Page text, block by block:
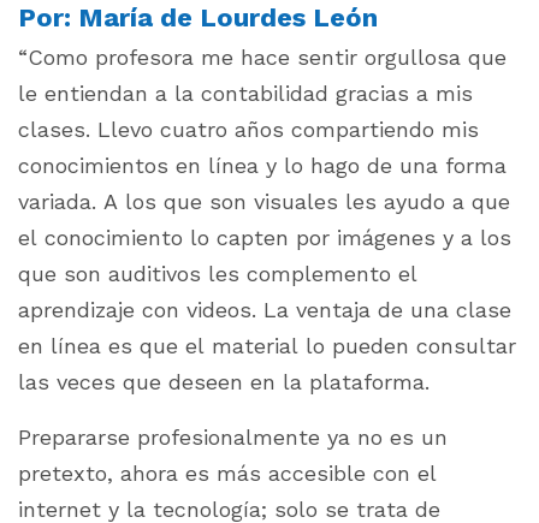
Por: María de Lourdes León
“Como profesora me hace sentir orgullosa que
le entiendan a la contabilidad gracias a mis
clases. Llevo cuatro años compartiendo mis
conocimientos en línea y lo hago de una forma
variada. A los que son visuales les ayudo a que
el conocimiento lo capten por imágenes y a los
que son auditivos les complemento el
aprendizaje con videos. La ventaja de una clase
en línea es que el material lo pueden consultar
las veces que deseen en la plataforma.
Prepararse profesionalmente ya no es un
pretexto, ahora es más accesible con el
internet y la tecnología; solo se trata de